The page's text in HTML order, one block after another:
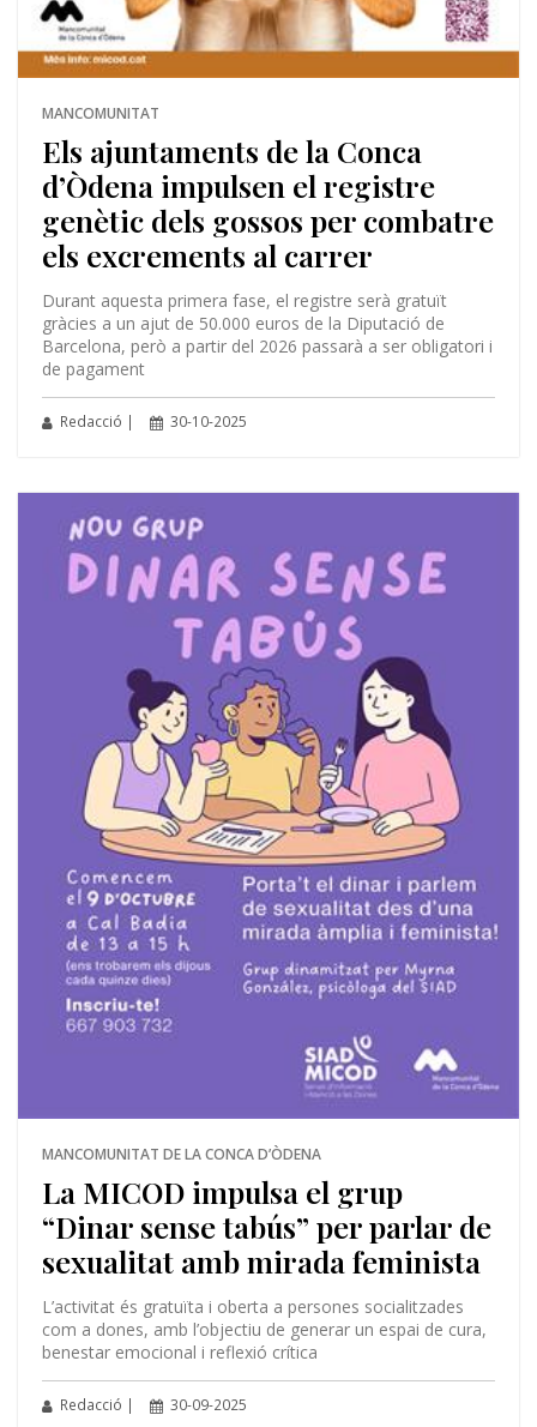
MANCOMUNITAT
Els ajuntaments de la Conca
d’Òdena impulsen el registre
genètic dels gossos per combatre
els excrements al carrer
Durant aquesta primera fase, el registre serà gratuït
gràcies a un ajut de 50.000 euros de la Diputació de
Barcelona, però a partir del 2026 passarà a ser obligatori i
de pagament
Redacció | 30-10-2025
MANCOMUNITAT DE LA CONCA D’ÒDENA
La MICOD impulsa el grup
“Dinar sense tabús” per parlar de
sexualitat amb mirada feminista
L’activitat és gratuïta i oberta a persones socialitzades
com a dones, amb l’objectiu de generar un espai de cura,
benestar emocional i reflexió crítica
Redacció | 30-09-2025